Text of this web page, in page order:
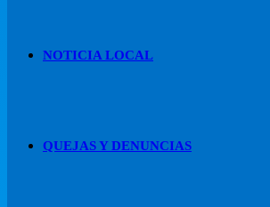
NOTICIA LOCAL
QUEJAS Y DENUNCIAS